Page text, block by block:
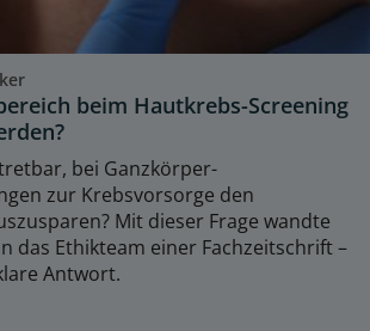
beim Hautkrebs-Screening
bei Ganzkörper-
zur Krebsvorsorge den
Mit dieser Frage wandte
das Ethikteam einer Fachzeitschrift –
Antwort.